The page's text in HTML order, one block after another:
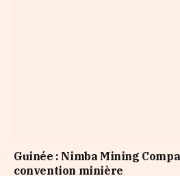
Guinée : Nimba Mining
convention minière